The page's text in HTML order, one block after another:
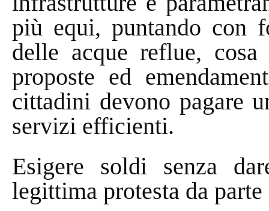
più equi, puntando con
delle acque reflue,
proposte ed
cittadini devono pagare
servizi efficienti.
Esigere soldi senza
legittima protesta da